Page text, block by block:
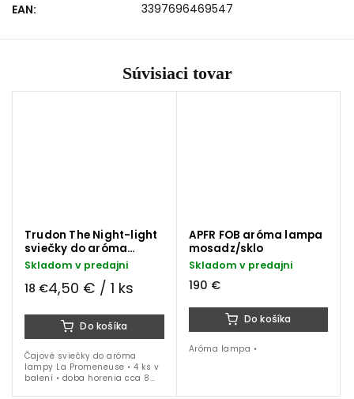
EAN: 3397696469547
Súvisiaci tovar
Trudon The Night-light
sviečky do aróma
lampy
Skladom v predajni
18 €4,50 € / 1 ks
Do košíka
Čajové sviečky do aróma
lampy La Promeneuse • 4 ks v
balení • doba horenia cca 8
APFR FOB aróma lampa
mosadz/sklo
Skladom v predajni
190 €
Do košíka
Aróma lampa •